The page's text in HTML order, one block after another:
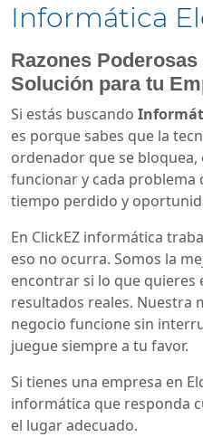
Informática
Razones
Solución para tu
Si estás buscando
es porque sabes que la
ordenador que se bloquea,
funcionar y cada problema
tiempo perdido y
En ClickEZ informática
eso no ocurra. Somos la
encontrar si lo que quieres
resultados reales. Nuestra
negocio funcione sin
juegue siempre a tu favor.
Si tienes una empresa en
informática que responda
el lugar adecuado.